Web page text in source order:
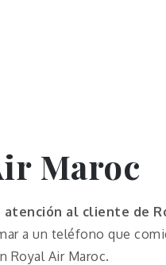
Maroc
atención al cliente de
a un teléfono que
Royal Air Maroc.